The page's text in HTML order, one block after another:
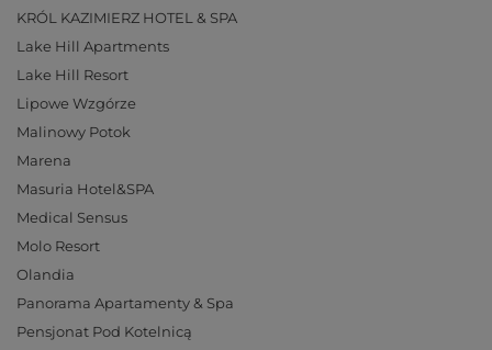
KRÓL KAZIMIERZ HOTEL & SPA
Lake Hill Apartments
Lake Hill Resort
Lipowe Wzgórze
Malinowy Potok
Marena
Masuria Hotel&SPA
Medical Sensus
Molo Resort
Olandia
Panorama Apartamenty & Spa
Pensjonat Pod Kotelnicą